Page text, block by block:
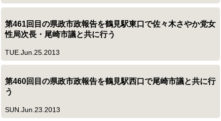
第461回目の県政市政報告を鶴見駅東口で佐々木さやか党女
性局次長・尾崎市議と共に行う
TUE.Jun.25.2013
第460回目の県政市政報告を鶴見駅西口で尾崎市議と共に行
う
SUN.Jun.23.2013